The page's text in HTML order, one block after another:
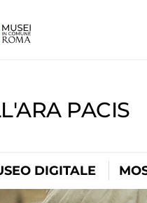
PACIS
DIGITALE